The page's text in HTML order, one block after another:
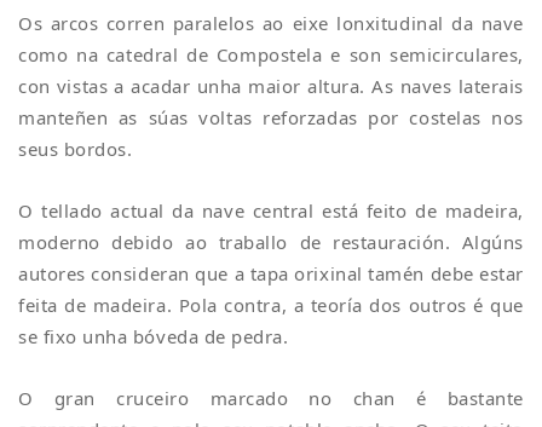
Os arcos corren paralelos ao eixe lonxitudinal da nave
como na catedral de Compostela e son semicirculares,
con vistas a acadar unha maior altura. As naves laterais
manteñen as súas voltas reforzadas por costelas nos
seus bordos.
O tellado actual da nave central está feito de madeira,
moderno debido ao traballo de restauración. Algúns
autores consideran que a tapa orixinal tamén debe estar
feita de madeira. Pola contra, a teoría dos outros é que
se fixo unha bóveda de pedra.
O gran cruceiro marcado no chan é bastante